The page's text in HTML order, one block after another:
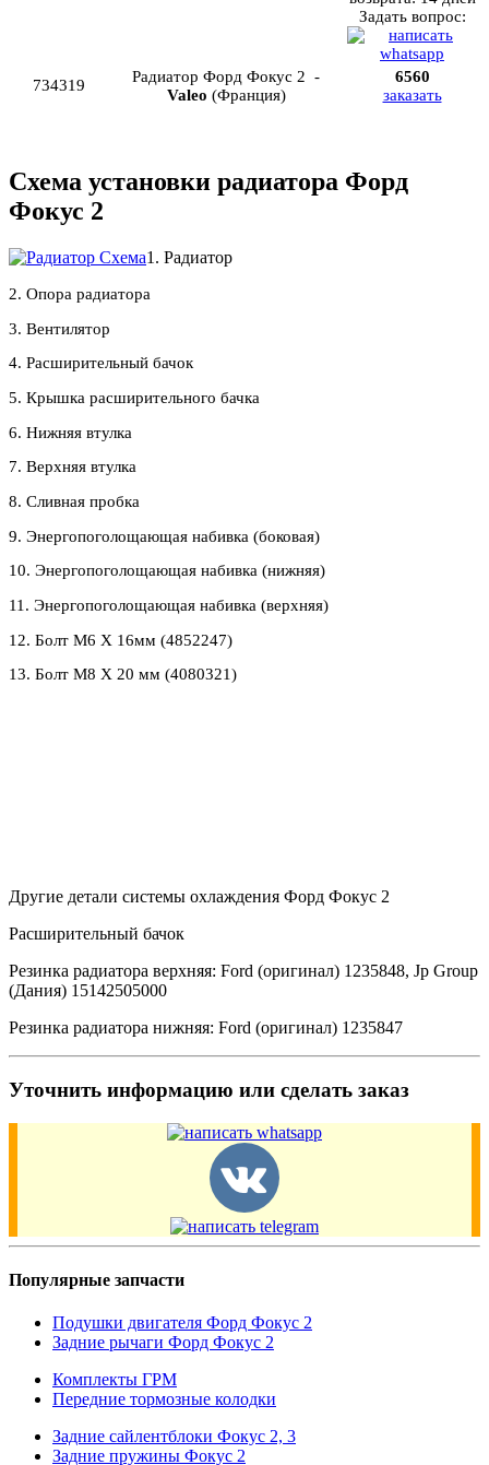
Задать вопрос:
734319
Радиатор Форд Фокус 2 -
Valeo (Франция)
6560
заказать
Схема установки радиатора Форд
Фокус 2
1. Радиатор
2. Опора радиатора
3. Вентилятор
4. Расширительный бачок
5. Крышка расширительного бачка
6. Нижняя втулка
7. Верхняя втулка
8. Сливная пробка
9. Энергопоголощающая набивка (боковая)
10. Энергопоголощающая набивка (нижняя)
11. Энергопоголощающая набивка (верхняя)
12. Болт M6 Х 16мм (4852247)
13. Болт М8 Х 20 мм (4080321)
Другие детали системы охлаждения Форд Фокус 2
Расширительный бачок
Резинка радиатора верхняя: Ford (оригинал) 1235848, Jp Group
(Дания) 15142505000
Резинка радиатора нижняя: Ford (оригинал) 1235847
Уточнить информацию или сделать заказ
Популярные запчасти
Подушки двигателя Форд Фокус 2
Задние рычаги Форд Фокус 2
Комплекты ГРМ
Передние тормозные колодки
Задние сайлентблоки Фокус 2, 3
Задние пружины Фокус 2